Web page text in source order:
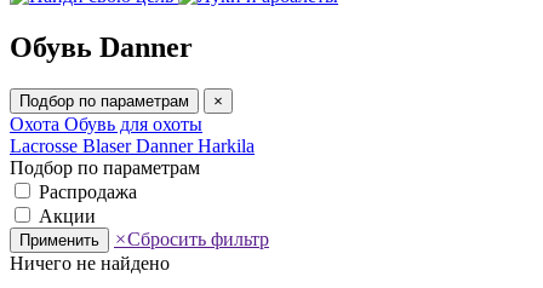
Обувь Danner
Подбор по параметрам ×
Охота Обувь для охоты
Lacrosse BlaserDannerHarkila
Подбор по параметрам
Распродажа
Акции
Применить ×Сбросить фильтр
Ничего не найдено